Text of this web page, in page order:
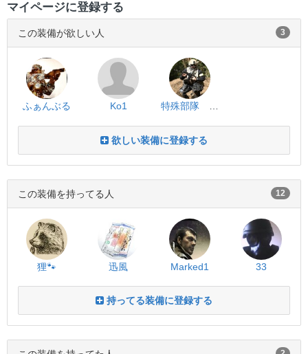
マイページに登録する
この装備が欲しい人 3
ふぁんぶる Ko1 特殊部隊 T2
欲しい装備に登録する
この装備を持ってる人 12
狸🐾 迅風 Marked1 33
持ってる装備に登録する